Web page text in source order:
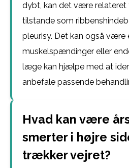
dybt, kan det være relateret
tilstande som
pleurisy. Det kan også være
muskelspændinger eller
læge kan hjælpe med at
anbefale passende
Hvad kan være
smerter i højre
trækker vejret?